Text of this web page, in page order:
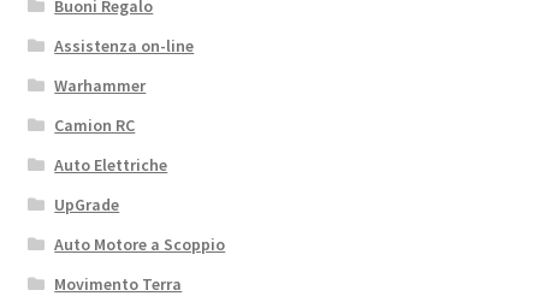
Buoni Regalo
Assistenza on-line
Warhammer
Camion RC
Auto Elettriche
UpGrade
Auto Motore a Scoppio
Movimento Terra